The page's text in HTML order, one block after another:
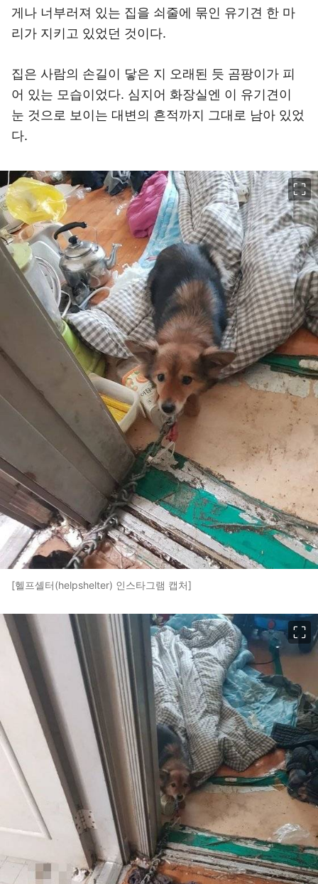
게나 너부러져 있는 집을 쇠줄에 묶인 유기견 한 마
리가 지키고 있었던 것이다.
집은 사람의 손길이 닿은 지 오래된 듯 곰팡이가 피
어 있는 모습이었다. 심지어 화장실엔 이 유기견이
눈 것으로 보이는 대변의 흔적까지 그대로 남아 있었
다.
[헬프셸터(helpshelter) 인스타그램 캡처]